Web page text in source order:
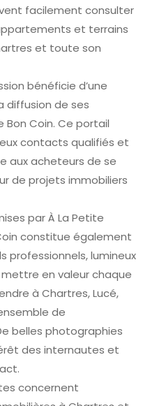
facilement consulter
et terrains
et toute son
bénéficie d’une
diffusion de ses
Bon Coin. Ce portail
contacts qualifiés et
aux acheteurs de se
de projets immobiliers
par À La Petite
constitue également
professionnels, lumineux
en valeur chaque
à Chartres, Lucé,
de
belles photographies
des internautes et
concernent